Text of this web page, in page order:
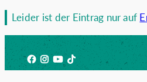
Zum
springen
Leider ist der Eintrag nur auf
Facebook
Instagram
YouTube
TikTok